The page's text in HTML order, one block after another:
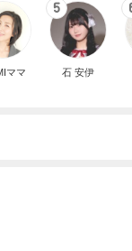
ママ
5
石 安伊